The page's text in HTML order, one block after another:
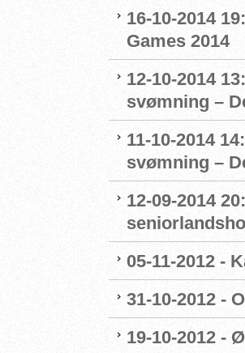
16-10-2014
Games 2014
12-10-2014
svømning –
11-10-2014
svømning –
12-09-2014
05-11-2012 -
31-10-2012 -
19-10-2012 -